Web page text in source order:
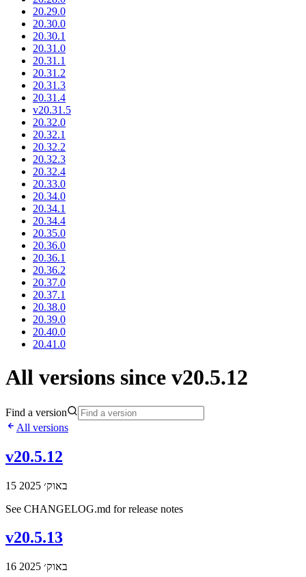
20.29.0
20.30.0
20.30.1
20.31.0
20.31.1
20.31.2
20.31.3
20.31.4
v20.31.5
20.32.0
20.32.1
20.32.2
20.32.3
20.32.4
20.33.0
20.34.0
20.34.1
20.34.4
20.35.0
20.36.0
20.36.1
20.36.2
20.37.0
20.37.1
20.38.0
20.39.0
20.40.0
20.41.0
All versions since v20.5.12
Find a version
All versions
v20.5.12
15 באוק׳ 2025
See CHANGELOG.md for release notes
v20.5.13
16 באוק׳ 2025